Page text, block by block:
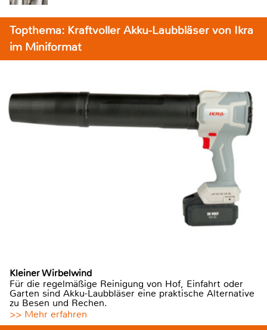
Topthema: Kraftvoller Akku-Laubbläser von Ikra
im Miniformat
Kleiner Wirbelwind
Für die regelmäßige Reinigung von Hof, Einfahrt oder
Garten sind Akku-Laubbläser eine praktische Alternative
zu Besen und Rechen.
>> Mehr erfahren